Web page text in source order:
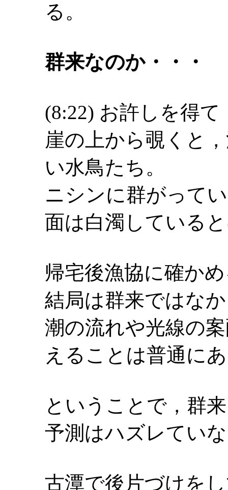
る。
群来なのか・・・
(8:22) お許しを得て
崖の上から覗くと
い水鳥たち。
ニシンに群がって
面は白濁している
帰宅後漁協に確か
結局は群来ではな
潮の流れや光線の
えることは普通に
ということで，群
予測はハズレてい
古潭で後片づけを